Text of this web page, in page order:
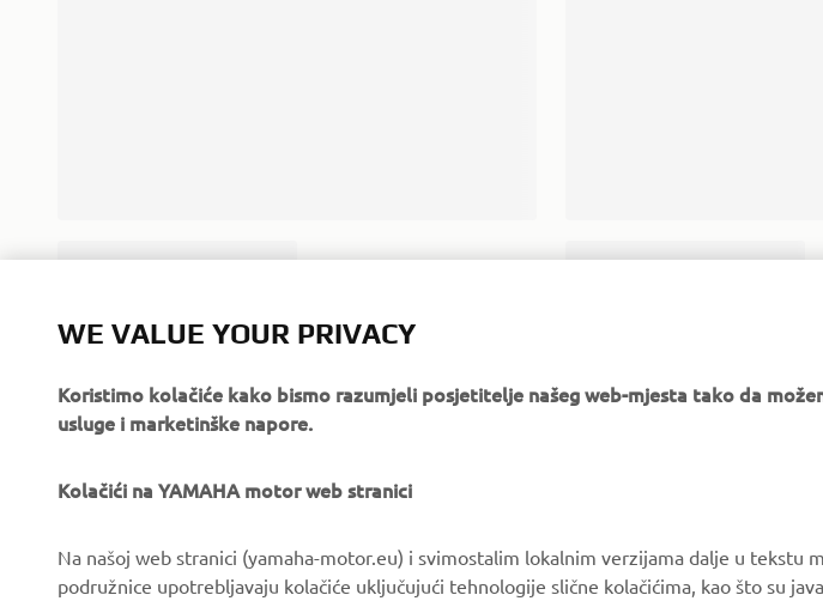
WE VALUE YOUR PRIVACY
Koristimo kolačiće kako bismo razumjeli posjetitelje našeg web-mjesta tako da
usluge i marketinške napore.
Kolačići na YAMAHA motor web stranici
Na našoj web stranici (yamaha-motor.eu) i svimostalim lokalnim verzijama dalje u tekstu
podružnice upotrebljavaju kolačiće uključujući tehnologije slične kolačićima, kao što su